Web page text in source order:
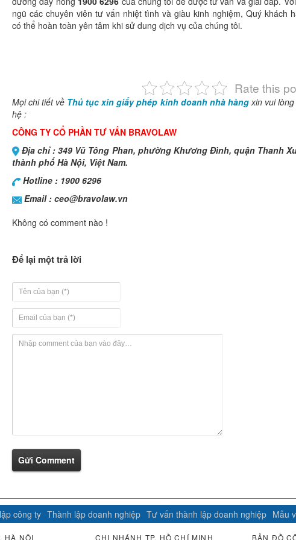
ngũ các chuyên viên tư vấn nhiệt tình và giàu kinh nghiệm, Quý khách
có thể hoàn toàn yên tâm khi sử dung dịch vụ của chúng tôi.
Rate this
Mọi chi tiết về Thủ tục xin giấy phép kinh doanh nhà hàngxin vui lòng
hệ :
CÔNG TY CỔ PHẦN TƯ VẤN BRAVOLAW
Địa chỉ : 349 Vũ Tông Phan, phường Khương Đình, quận Thanh
thành phố Hà Nội, Việt Nam.
Hotline : 1900 6296
Email : ceo@bravolaw.vn
Không có comment nào !
Để lại một trả lời
Gửi Comment
công ty Thành lập doanh nghiệp Tư vấn thành lập doanh nghiệp Mẫu
HÀ NỘI CHI NHÁNH TP. HỒ CHÍ MINH BẢN ĐỒ